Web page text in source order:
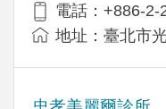
電話：+886-2-
地址：臺北市